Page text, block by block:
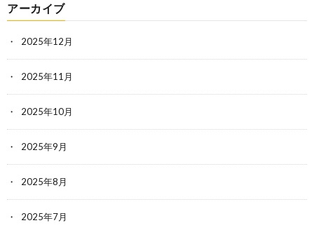
アーカイブ
2025年12月
2025年11月
2025年10月
2025年9月
2025年8月
2025年7月